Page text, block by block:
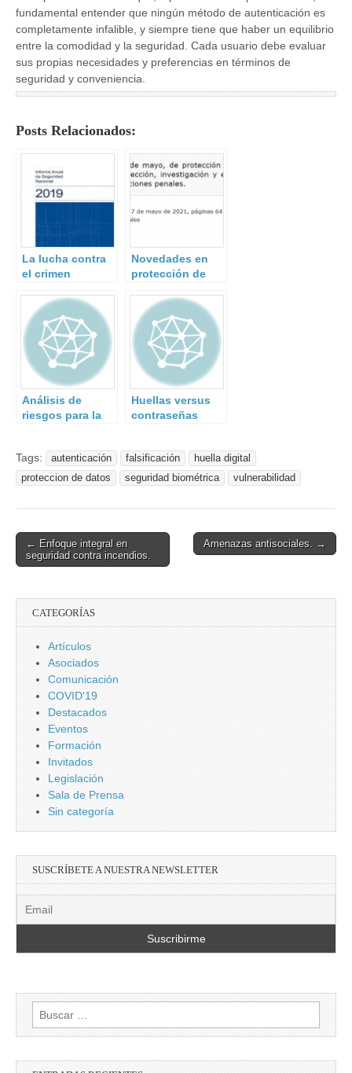
fundamental entender que ningún método de autenticación es
completamente infalible, y siempre tiene que haber un equilibrio
entre la comodidad y la seguridad. Cada usuario debe evaluar
sus propias necesidades y preferencias en términos de
seguridad y conveniencia.
Posts Relacionados:
La lucha contra
el crimen
Informe Anual de
Seguridad
nacional 2019
Novedades en
protección de
personales.
Análisis de
riesgos para la
Huellas versus
contraseñas
Tags:
autenticación falsificación
huella digital
proteccion de datos
seguridad biométrica vulnerabilidad
Post
navigation
← Enfoque integral en
seguridad contra incendios.
Amenazas antisociales. →
CATEGORÍAS
Artículos
Asociados
Comunicación
COVID'19
Destacados
Eventos
Formación
Invitados
Legislación
Sala de Prensa
Sin categoría
SUSCRÍBETE A NUESTRA NEWSLETTER
Buscar: